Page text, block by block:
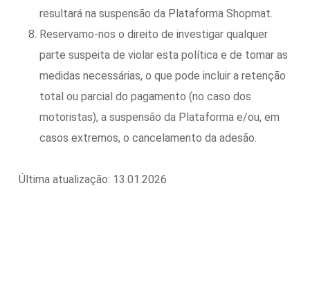
resultará na suspensão da Plataforma Shopmat.
Reservamo-nos o direito de investigar qualquer
parte suspeita de violar esta política e de tomar as
medidas necessárias, o que pode incluir a retenção
total ou parcial do pagamento (no caso dos
motoristas), a suspensão da Plataforma e/ou, em
casos extremos, o cancelamento da adesão.
Última atualização: 13.01.2026